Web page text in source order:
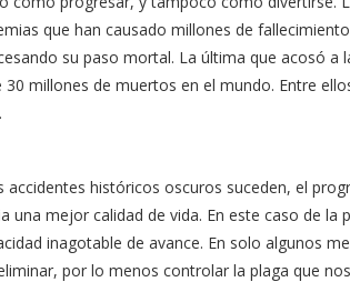
que han causado millones de
su paso mortal. La última que acosó a
millones de muertos en el mundo. Entre
accidentes históricos oscuros suceden, el
una mejor calidad de vida. En este caso de la
inagotable de avance. En solo algunos
por lo menos controlar la plaga que